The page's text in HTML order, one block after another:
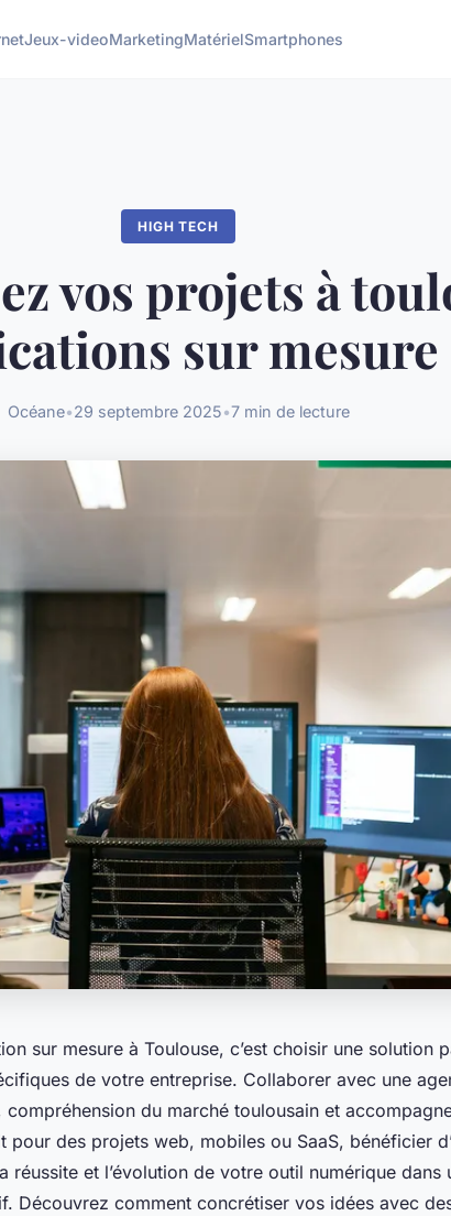
Jeux-videoMarketingMatérielSmartphones
HIGH TECH
vos projets à
sur mesure
Océane•29 septembre 2025•7 min de lecture
sur mesure à Toulouse, c’est choisir une solution
de votre entreprise. Collaborer avec une
du marché toulousain et
pour des projets web, mobiles ou SaaS, bénéficier
réussite et l’évolution de votre outil numérique dans
Découvrez comment concrétiser vos idées avec